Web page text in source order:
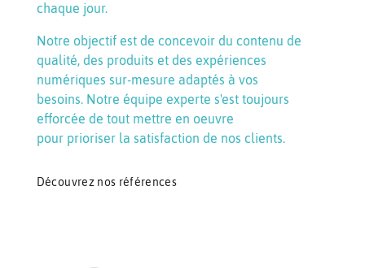
chaque jour.
Notre objectif est de concevoir du contenu de
qualité, des produits et des expériences
numériques sur-mesure adaptés à vos
besoins. Notre équipe experte s'est toujours
efforcée de tout mettre en oeuvre
pour prioriser la satisfaction de nos clients.
Découvrez nos références